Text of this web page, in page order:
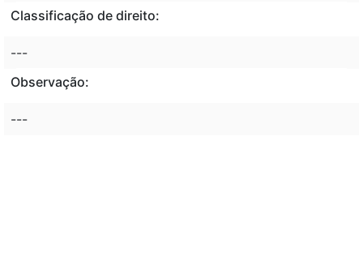
Classificação de direito:
---
Observação:
---